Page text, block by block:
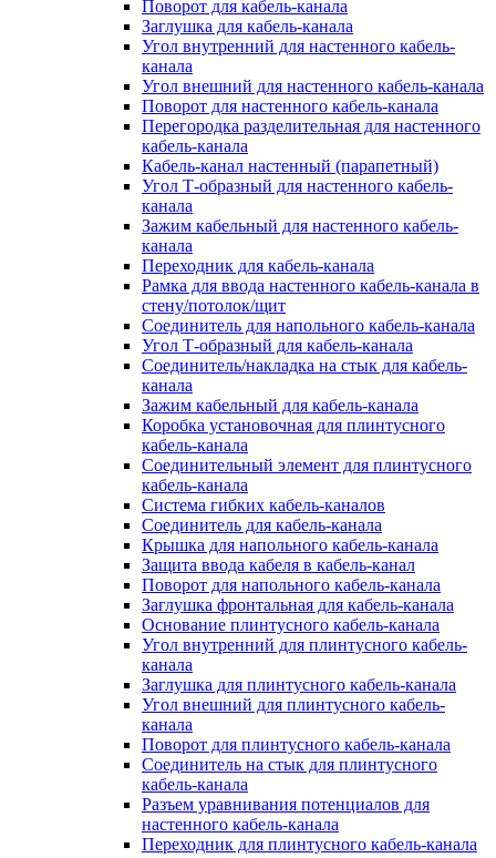
Поворот для кабель-канала
Заглушка для кабель-канала
Угол внутренний для настенного кабель-
канала
Угол внешний для настенного кабель-канала
Поворот для настенного кабель-канала
Перегородка разделительная для настенного
кабель-канала
Кабель-канал настенный (парапетный)
Угол Т-образный для настенного кабель-
канала
Зажим кабельный для настенного кабель-
канала
Переходник для кабель-канала
Рамка для ввода настенного кабель-канала в
стену/потолок/щит
Соединитель для напольного кабель-канала
Угол Т-образный для кабель-канала
Соединитель/накладка на стык для кабель-
канала
Зажим кабельный для кабель-канала
Коробка установочная для плинтусного
кабель-канала
Соединительный элемент для плинтусного
кабель-канала
Система гибких кабель-каналов
Соединитель для кабель-канала
Крышка для напольного кабель-канала
Защита ввода кабеля в кабель-канал
Поворот для напольного кабель-канала
Заглушка фронтальная для кабель-канала
Основание плинтусного кабель-канала
Угол внутренний для плинтусного кабель-
канала
Заглушка для плинтусного кабель-канала
Угол внешний для плинтусного кабель-
канала
Поворот для плинтусного кабель-канала
Соединитель на стык для плинтусного
кабель-канала
Разъем уравнивания потенциалов для
настенного кабель-канала
Переходник для плинтусного кабель-канала